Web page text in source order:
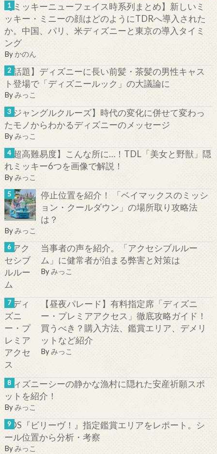
【ミッキーニューフェイス時系列まとめ】新しいミ
ッキー・ミニーの顔はどのようにTDRへ導入された
か。中国、パリ、米ディズニーと東京の導入タイミ
ング
By かのん
【話題】ディズニーに長い前髪・茶髪の男性キャス
ト登場で「ディズニールック」の大議論に
Byみっこ
【ジャングルクルーズ】時代の変化に併せて変わっ
たモノからわかるディズニーのメッセージ
Byみっこ
【超高難易度】こんな所に…！TDL「美女と野獣」隠
れミッキー6つを画像で解説！
Byみっこ
停止位置を紹介！ 「ベイマックスのミッシ
ョン・クールダウン」の場所取り攻略法
は？
Byみっこ
当事者の声を紹介。「アクセシブルルー
ム」に健常者が泊まる弊害と対策は
Byみっこ
【昼夜パレード】有料指定席「ディズニ
ー・プレミアアクセス」徹底攻略ガイド！
買うべき？購入方法、鑑賞エリア、デメリ
ットなど紹介
Byみっこ
ディズニーシーの静かな漁村に隠れた安産祈願スポ
ットを紹介！
Byみっこ
TDS『ビリーヴ！』指定鑑賞エリアをレポート。シ
ール位置から分析・考察
Byみっこ